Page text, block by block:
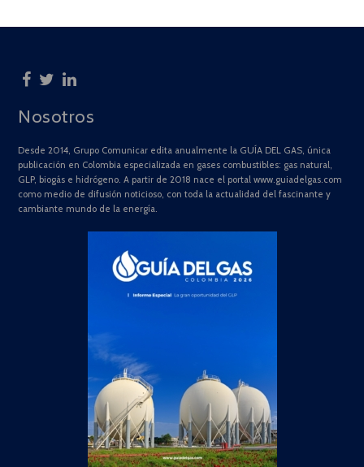
Nosotros
Desde 2014, Grupo Comunicar edita anualmente la GUÍA DEL GAS, única
publicación en Colombia especializada en gases combustibles: gas natural,
GLP, biogás e hidrógeno. A partir de 2018 nace el portal www.guiadelgas.com
como medio de difusión noticioso, con toda la actualidad del fascinante y
cambiante mundo de la energía.